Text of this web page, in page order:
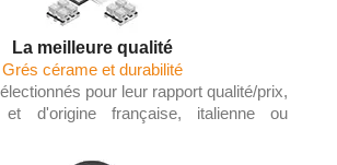
La meilleure qualité
Grés cérame et durabilité
pour leur rapport qualité/prix,
d'origine française, italienne ou